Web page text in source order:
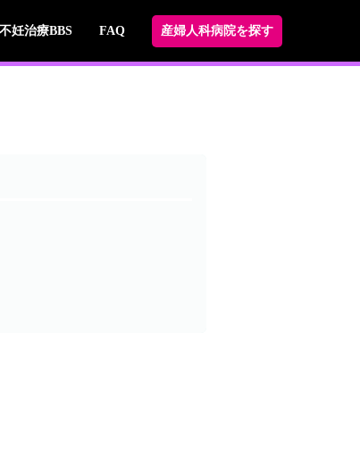
不妊治療BBS FAQ 産婦人科病院を探す